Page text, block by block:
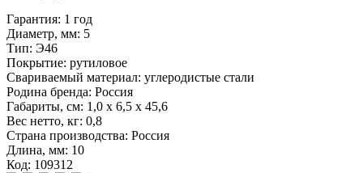
Гарантия: 1 год
Диаметр, мм: 5
Тип: Э46
Покрытие: рутиловое
Свариваемый материал: углеродистые стали
Родина бренда: Россия
Габариты, см: 1,0 х 6,5 х 45,6
Вес нетто, кг: 0,8
Страна производства: Россия
Длина, мм: 10
Код: 109312